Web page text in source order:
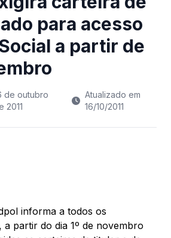
para acesso
a partir de
de outubro
2011
Atualizado em
16/10/2011
informa a todos os
a partir do dia 1º de novembro